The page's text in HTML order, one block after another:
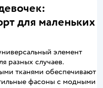
для маленьких
элемент
разных случаев.
тканями обеспечивают
фасоны с модными